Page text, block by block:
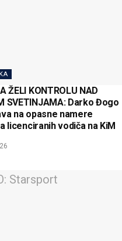
ŽELI KONTROLU NAD
SVETINJAMA: Darko Đogo
na opasne namere
licenciranih vodiča na KiM